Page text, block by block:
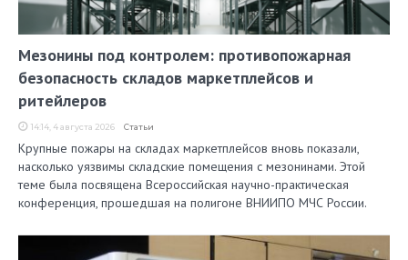
Мезонины под контролем: противопожарная
безопасность складов маркетплейсов и
ритейлеров
14:14, 4 августа 2026 Статьи
Крупные пожары на складах маркетплейсов вновь показали,
насколько уязвимы складские помещения с мезонинами. Этой
теме была посвящена Всероссийская научно-практическая
конференция, прошедшая на полигоне ВНИИПО МЧС России.